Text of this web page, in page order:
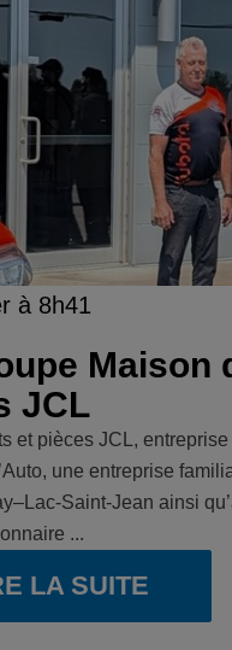
à 8h41
Maison
JCL
et pièces JCL,
une entreprise
Saint-Jean ainsi
...
LA SUITE